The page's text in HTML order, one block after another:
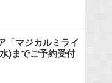
「マジカルミライ
)までご予約受付